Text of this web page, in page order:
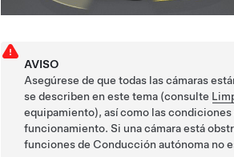
AVISO
Asegúrese de que todas las cámaras
se describen en este tema (consulte
equipamiento), así como las
funcionamiento. Si una cámara está
funciones de Conducción autónoma no